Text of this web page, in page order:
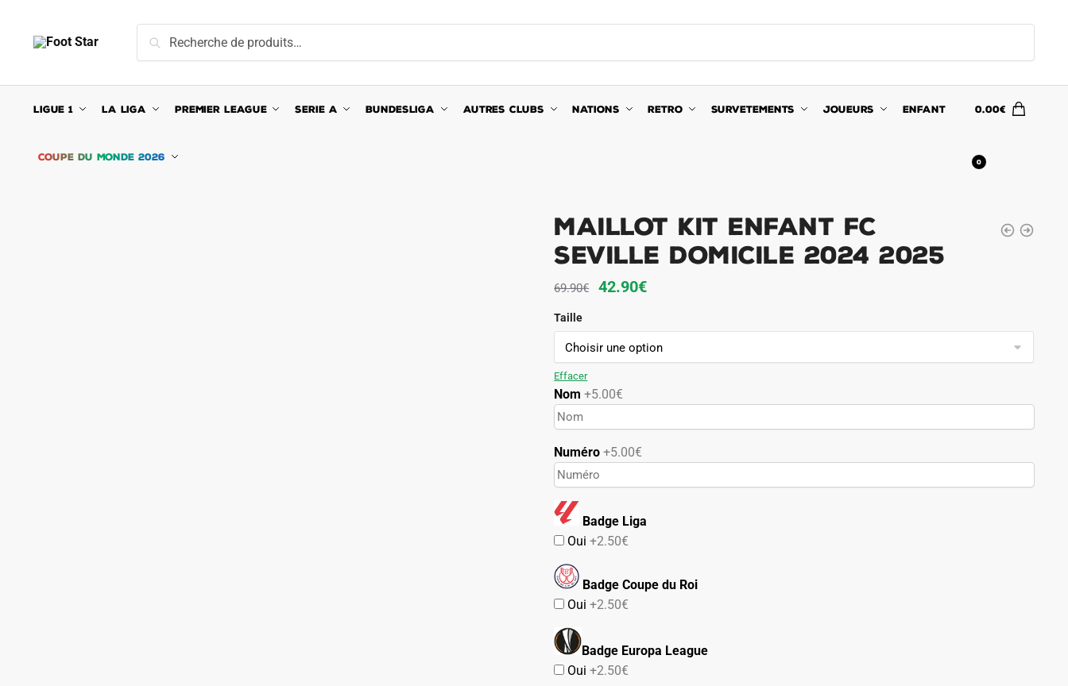
navigation
content
pour :
Recherche
LIGUE 1 LA LIGA PREMIER LEAGUE SERIE A BUNDESLIGA AUTRES CLUBS NATIONS RETRO SURVETEMENTS JOUEURS ENFANT
COUPE DU MONDE 2026
0.00€
0
Maillot Kit Enfant FC
Seville Domicile 2024 2025
69.90€
Le
initial
était :
42.90€Le
actuel
est :
Taille
Effacer
Nom +5.00€
Numéro+5.00€
Badge Liga
Oui+2.50€
Badge Coupe du Roi
Oui+2.50€
Badge Europa League
Oui+2.50€